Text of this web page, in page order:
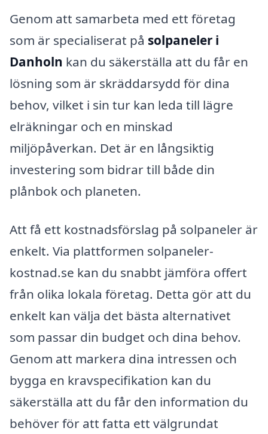
Genom att samarbeta med ett företag
som är specialiserat på solpaneler i
Danholn kan du säkerställa att du får en
lösning som är skräddarsydd för dina
behov, vilket i sin tur kan leda till lägre
elräkningar och en minskad
miljöpåverkan. Det är en långsiktig
investering som bidrar till både din
plånbok och planeten.
Att få ett kostnadsförslag på solpaneler är
enkelt. Via plattformen solpaneler-
kostnad.se kan du snabbt jämföra offert
från olika lokala företag. Detta gör att du
enkelt kan välja det bästa alternativet
som passar din budget och dina behov.
Genom att markera dina intressen och
bygga en kravspecifikation kan du
säkerställa att du får den information du
behöver för att fatta ett välgrundat